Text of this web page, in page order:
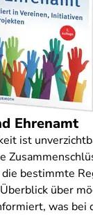
Ehrenamt
ist
bestimmte
über
was bei